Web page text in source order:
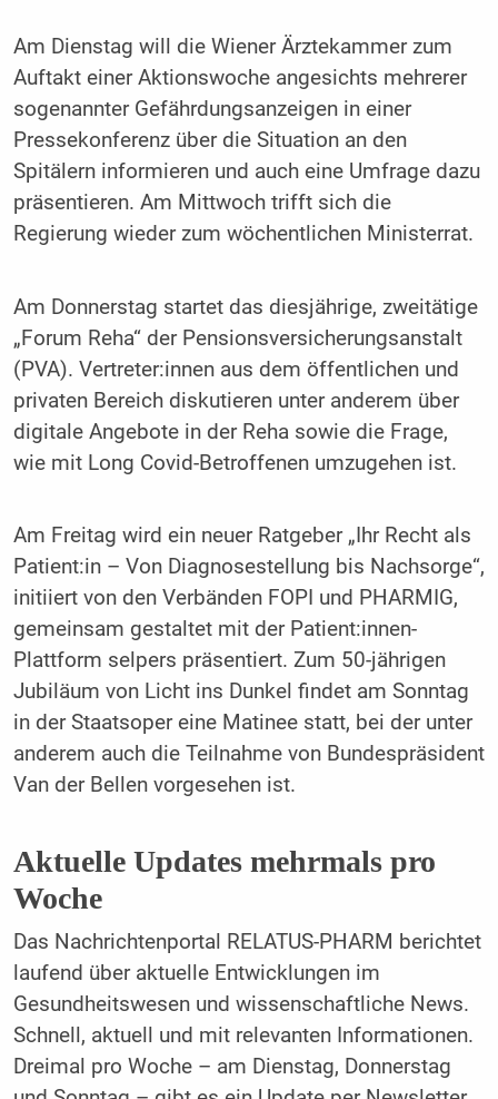
Am Dienstag will die Wiener Ärztekammer zum
Auftakt einer Aktionswoche angesichts mehrerer
sogenannter Gefährdungsanzeigen in einer
Pressekonferenz über die Situation an den
Spitälern informieren und auch eine Umfrage dazu
präsentieren. Am Mittwoch trifft sich die
Regierung wieder zum wöchentlichen Ministerrat.
Am Donnerstag startet das diesjährige, zweitätige
„Forum Reha“ der Pensionsversicherungsanstalt
(PVA). Vertreter:innen aus dem öffentlichen und
privaten Bereich diskutieren unter anderem über
digitale Angebote in der Reha sowie die Frage,
wie mit Long Covid-Betroffenen umzugehen ist.
Am Freitag wird ein neuer Ratgeber „Ihr Recht als
Patient:in – Von Diagnosestellung bis Nachsorge“,
initiiert von den Verbänden FOPI und PHARMIG,
gemeinsam gestaltet mit der Patient:innen-
Plattform selpers präsentiert. Zum 50-jährigen
Jubiläum von Licht ins Dunkel findet am Sonntag
in der Staatsoper eine Matinee statt, bei der unter
anderem auch die Teilnahme von Bundespräsident
Van der Bellen vorgesehen ist.
Aktuelle Updates mehrmals pro
Woche
Das Nachrichtenportal RELATUS-PHARM berichtet
laufend über aktuelle Entwicklungen im
Gesundheitswesen und wissenschaftliche News.
Schnell, aktuell und mit relevanten Informationen.
Dreimal pro Woche – am Dienstag, Donnerstag